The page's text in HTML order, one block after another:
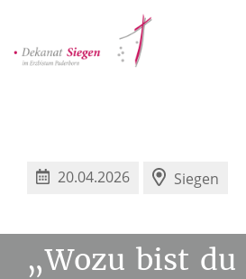
20.04.2026 Siegen
„Wozu bist du